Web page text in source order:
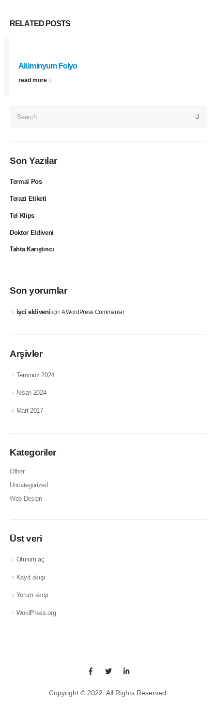
RELATED POSTS
Alüminyum Folyo
read more
Son Yazılar
Termal Pos
Terazi Etiketi
Tel Klips
Doktor Eldiveni
Tahta Karıştırıcı
Son yorumlar
işci eldiveni için A WordPress Commenter
Arşivler
Temmuz 2024
Nisan 2024
Mart 2017
Kategoriler
Other
Uncategorized
Web Design
Üst veri
Oturum aç
Kayıt akışı
Yorum akışı
WordPress.org
Copyright © 2022. All Rights Reserved.